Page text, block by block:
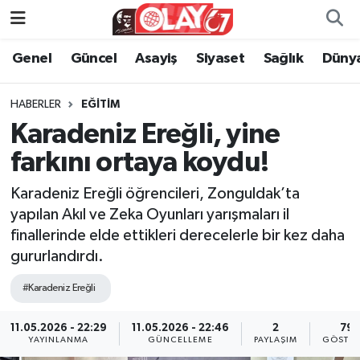
Genel Güncel Asayiş Siyaset Sağlık
HABERLER EĞITIM
Karadeniz Ereğli, yine
farkını ortaya koydu!
Karadeniz Ereğli öğrencileri, Zonguldak’ta
yapılan Akıl ve Zeka Oyunları yarışmaları il
finallerinde elde ettikleri derecelerle bir kez daha
gururlandırdı.
#Karadeniz Ereğli
11.05.2026 - 22:29
YAYINLANMA
11.05.2026 - 22:46
GÜNCELLEME
2
PAYLAŞIM
79
KATEGORİSİZ
ANA SAYFA
Genel
Siyaset
Kültür Sanat
Genel
Güncel
Asayiş
Dünya
Zonguldak Nöbetçi Eczaneler
Zonguldak Hava Durumu
Zonguldak Namaz Vakitleri
Süper Lig Puan Durumu ve Fikstür
Tüm Manşetler
Haber Arşivi